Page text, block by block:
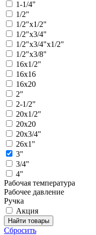
1-1/4"
1/2"
1/2"х1/2"
1/2"х3/4"
1/2"х3/4"х1/2"
1/2"х3/8"
16х1/2"
16х16
16х20
2"
2-1/2"
20х1/2"
20х20
20х3/4"
26х1"
3"
3/4"
4"
Рабочая температура
Рабочее давление
Ручка
Акция
Сбросить